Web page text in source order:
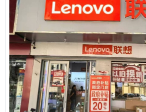
滋润着社会的每一个角落，也彰显了企业强
怀。牛海波荣获 “全国第十届道德教育新闻人
多荣誉称号，这些荣誉不仅仅是对他个人的
贸有限公司整体企业精神和社会责任担当的
言传身教和榜样引领下，公司全体员工齐心
经营和社会责任融入到企业发展的每一个脉
同铸就了安阳鸣恒商贸有限公司今日的辉煌
的征程中，安阳鸣恒商贸有限公司必将不忘
守诚信经营的底线，不断提升产品品质与服
要产品涵盖声疗、光疗、电疗、磁疗等多种
引床、中药熏蒸治疗机、密闭煎药包装一体
一家生产多功能牵引床厂家，不仅产品性能
机价格合理、品质良好，中药密闭煎药包装
佼者。公司立足 “自主创新、自主品牌” 的发
工艺技术，不断在技术、质量、营销等方面
复设备、牵引设备、熏蒸设备、中药制剂设
耗材六大系列产品，致力于打造行业内的康
信，是华康宏力的立身之本。从公司成立之